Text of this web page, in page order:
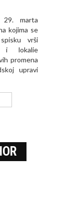
marta
kojima se
vrši
i lokalie
promena
upravi